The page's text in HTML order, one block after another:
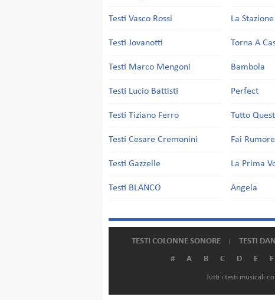
Testi Vasco Rossi
Testi Jovanotti
Testi Marco Mengoni
Testi Lucio Battisti
Testi Tiziano Ferro
Testi Cesare Cremonini
Testi Gazzelle
Testi BLANCO
La
Torna A
Bambola
Perfect
Tutto
Fai Rumore
La Prima
Angela
TESTI COLONNE SONORE TESTI
#
A B C D E F
Tutti i testi musicali